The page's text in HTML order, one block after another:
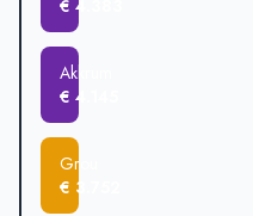
Akkrum
€ 4.383
Akkrum
€ 4.145
Grou
€ 3.752